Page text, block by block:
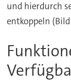
und hierdurch
entkoppeln (Bild